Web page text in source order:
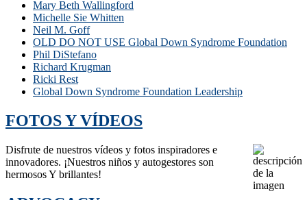
Mary Beth Wallingford
Michelle Sie Whitten
Neil M. Goff
OLD DO NOT USE Global Down Syndrome Foundation
Phil DiStefano
Richard Krugman
Ricki Rest
Global Down Syndrome Foundation Leadership
FOTOS Y VÍDEOS
Disfrute de nuestros vídeos y fotos inspiradores e
innovadores. ¡Nuestros niños y autogestores son
hermosos Y brillantes!